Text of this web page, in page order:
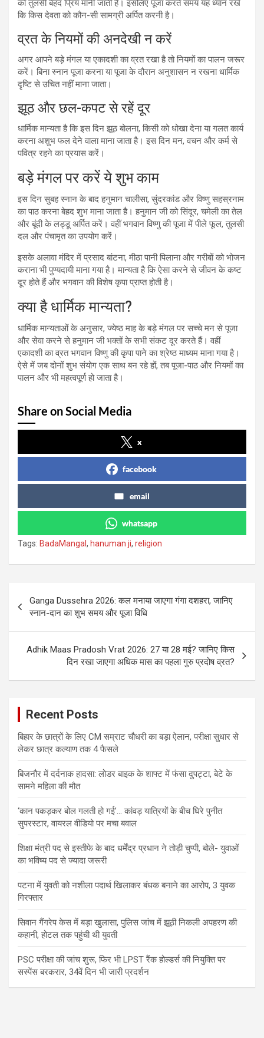
को तुलसी बेहद प्रिय मानी जाती है। इसलिए पूजा करते समय यह ध्यान रखें
कि किस देवता को कौन-सी सामग्री अर्पित करनी है।
व्रत के नियमों की अनदेखी न करें
अगर आपने बड़े मंगल या एकादशी का व्रत रखा है तो नियमों का पालन जरूर
करें। बिना स्नान पूजा करना या पूजा के दौरान अनुशासन न रखना धार्मिक
दृष्टि से उचित नहीं माना जाता।
झूठ और छल-कपट से रहें दूर
धार्मिक मान्यता है कि इस दिन झूठ बोलना, किसी को धोखा देना या गलत कार्य
करना अशुभ फल देने वाला माना जाता है। इस दिन मन, वचन और कर्म से
पवित्र रहने का प्रयास करें।
बड़े मंगल पर करें ये शुभ काम
इस दिन सुबह स्नान के बाद हनुमान चालीसा, सुंदरकांड और विष्णु सहस्रनाम
का पाठ करना बेहद शुभ माना जाता है। हनुमान जी को सिंदूर, चमेली का तेल
और बूंदी के लड्डू अर्पित करें। वहीं भगवान विष्णु की पूजा में पीले फूल, तुलसी
दल और पंचामृत का उपयोग करें।
इसके अलावा मंदिर में प्रसाद बांटना, मीठा पानी पिलाना और गरीबों को भोजन
कराना भी पुण्यदायी माना गया है। मान्यता है कि ऐसा करने से जीवन के कष्ट
दूर होते हैं और भगवान की विशेष कृपा प्राप्त होती है।
क्या है धार्मिक मान्यता?
धार्मिक मान्यताओं के अनुसार, ज्येष्ठ माह के बड़े मंगल पर सच्चे मन से पूजा
और सेवा करने से हनुमान जी भक्तों के सभी संकट दूर करते हैं। वहीं
एकादशी का व्रत भगवान विष्णु की कृपा पाने का श्रेष्ठ माध्यम माना गया है।
ऐसे में जब दोनों शुभ संयोग एक साथ बन रहे हों, तब पूजा-पाठ और नियमों का
पालन और भी महत्वपूर्ण हो जाता है।
Share on Social Media
x
facebook
email
whatsapp
Tags: BadaMangal , hanuman ji, religion
navigation
Ganga Dussehra 2026: कल मनाया जाएगा गंगा दशहरा, जानिए
स्नान-दान का शुभ समय और पूजा विधि
Adhik Maas Pradosh Vrat 2026: 27 या 28 मई? जानिए किस
दिन रखा जाएगा अधिक मास का पहला गुरु प्रदोष व्रत?
Recent Posts
बिहार के छात्रों के लिए CM सम्राट चौधरी का बड़ा ऐलान, परीक्षा सुधार से
लेकर छात्र कल्याण तक 4 फैसले
बिजनौर में दर्दनाक हादसा: लोडर बाइक के शाफ्ट में फंसा दुपट्टा, बेटे के
सामने महिला की मौत
‘कान पकड़कर बोल गलती हो गई’… कांवड़ यात्रियों के बीच घिरे पुनीत
सुपरस्टार, वायरल वीडियो पर मचा बवाल
शिक्षा मंत्री पद से इस्तीफे के बाद धर्मेंद्र प्रधान ने तोड़ी चुप्पी, बोले- युवाओं
का भविष्य पद से ज्यादा जरूरी
पटना में युवती को नशीला पदार्थ खिलाकर बंधक बनाने का आरोप, 3 युवक
गिरफ्तार
सिवान गैंगरेप केस में बड़ा खुलासा, पुलिस जांच में झूठी निकली अपहरण की
कहानी, होटल तक पहुंची थी युवती
PSC परीक्षा की जांच शुरू, फिर भी LPST रैंक होल्डर्स की नियुक्ति पर
सस्पेंस बरकरार, 34वें दिन भी जारी प्रदर्शन